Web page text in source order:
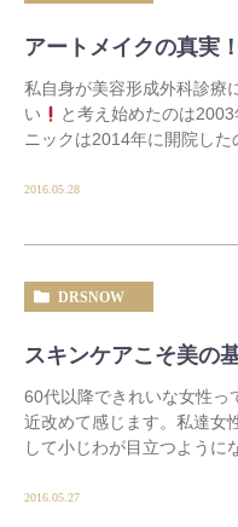
アートメイクの真実
私自身が美容形成外科診療
い
と考え始めたのは
ニックは2014年に開院し
2016.05.28
DRSNOW
スキンケアこそ美の
60代以降できれいな女性
近改めて感じます。私達女
して小じわが目立つように
2016.05.27